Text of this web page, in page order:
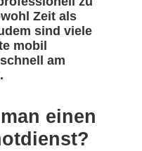
Zeit als
sind viele
mobil
am
einen